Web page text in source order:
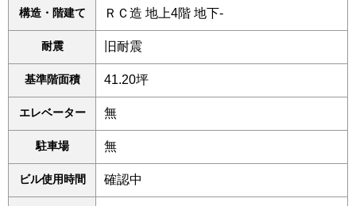
構造・階建て ＲＣ造 地上4階 地下-
耐震 旧耐震
基準階面積 41.20坪
エレベーター 無
駐車場 無
ビル使用時間 確認中